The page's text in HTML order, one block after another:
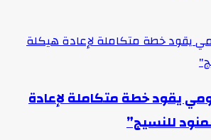
يقود خطة متكاملة لإعادة
للنسيج”